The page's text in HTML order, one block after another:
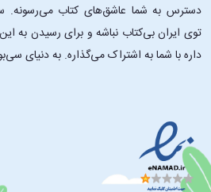
دسترس به شما عاشق‌های کتاب می‌رسونه.
توی ایران بی‌کتاب نباشه و برای رسیدن به
داره با شما به اشتراک می‌گذاره. به دنیای